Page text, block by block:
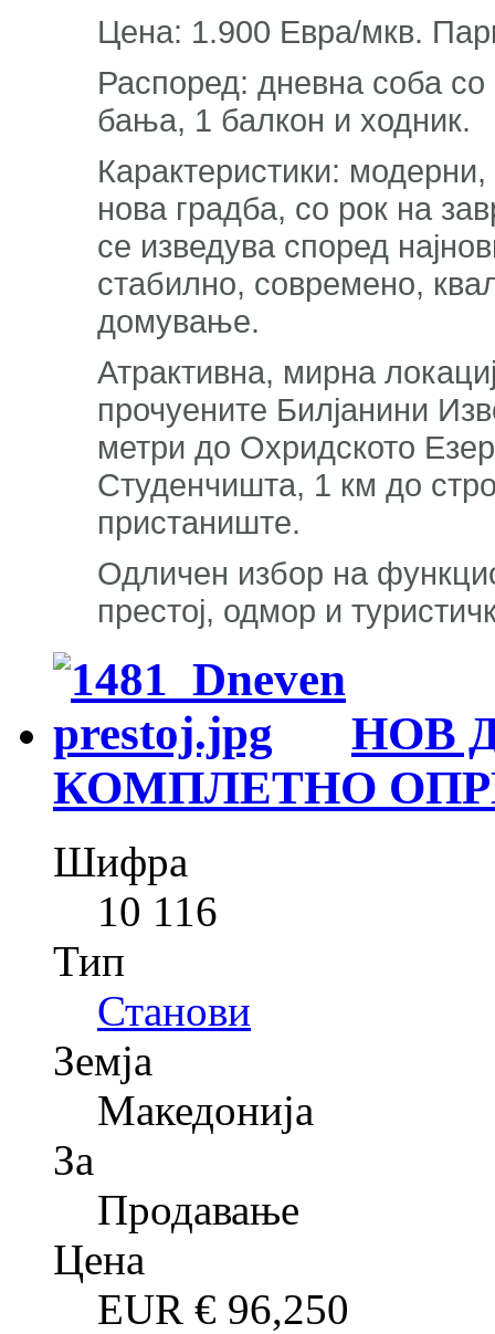
Цена: 1.900 Евра/мкв.
Распоред: дневна соба со
бања, 1 балкон и ходник.
Карактеристики:
нова градба, со рок на
се изведува според
стабилно, современо,
домување.
Атрактивна, мирна
прочуените Билјанини
метри до Охридското
Студенчишта, 1 км до
пристаниште.
Одличен избор на
престој, одмор и
НОВ
КОМПЛЕТНО
Шифра
10 116
Тип
Станови
Земја
Македонија
За
Продавање
Цена
EUR € 96,250